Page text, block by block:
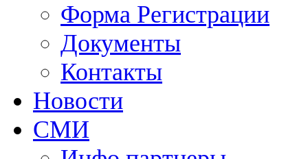
Форма Регистрации
Документы
Контакты
Новости
СМИ